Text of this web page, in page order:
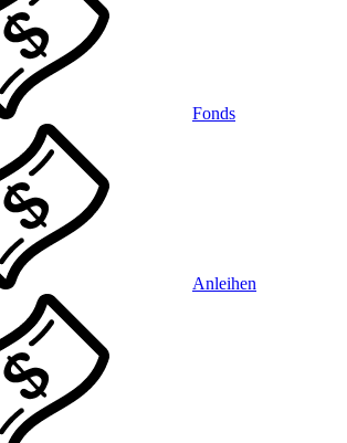
Fonds
Anleihen